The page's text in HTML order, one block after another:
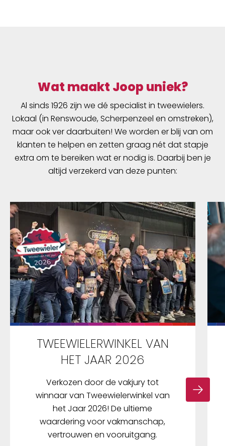
Wat maakt Joop uniek?
Al sinds 1926 zijn we dé specialist in tweewielers.
Lokaal (in Renswoude, Scherpenzeel en omstreken),
maar ook ver daarbuiten! We worden er blij van om
klanten te helpen en zetten graag nét dat stapje
extra om te bereiken wat er nodig is. Daarbij ben je
altijd verzekerd van deze punten:
TWEEWIELERWINKEL VAN
HET JAAR 2026
Verkozen door de vakjury tot
winnaar van Tweewielerwinkel van
het Jaar 2026! De ultieme
waardering voor vakmanschap,
vertrouwen en vooruitgang.